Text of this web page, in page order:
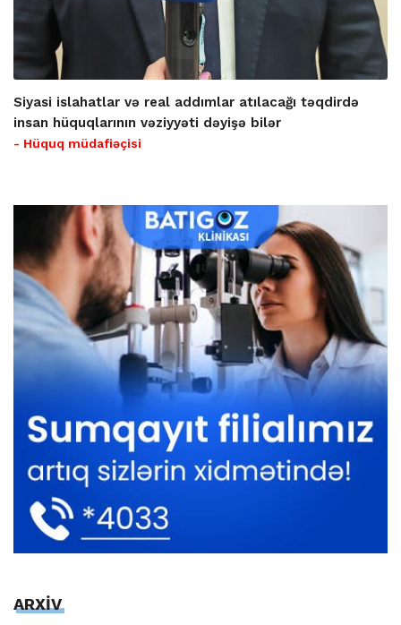
Siyasi islahatlar və real addımlar atılacağı təqdirdə
insan hüquqlarının vəziyyəti dəyişə bilər
- Hüquq müdafiəçisi
ARXİV